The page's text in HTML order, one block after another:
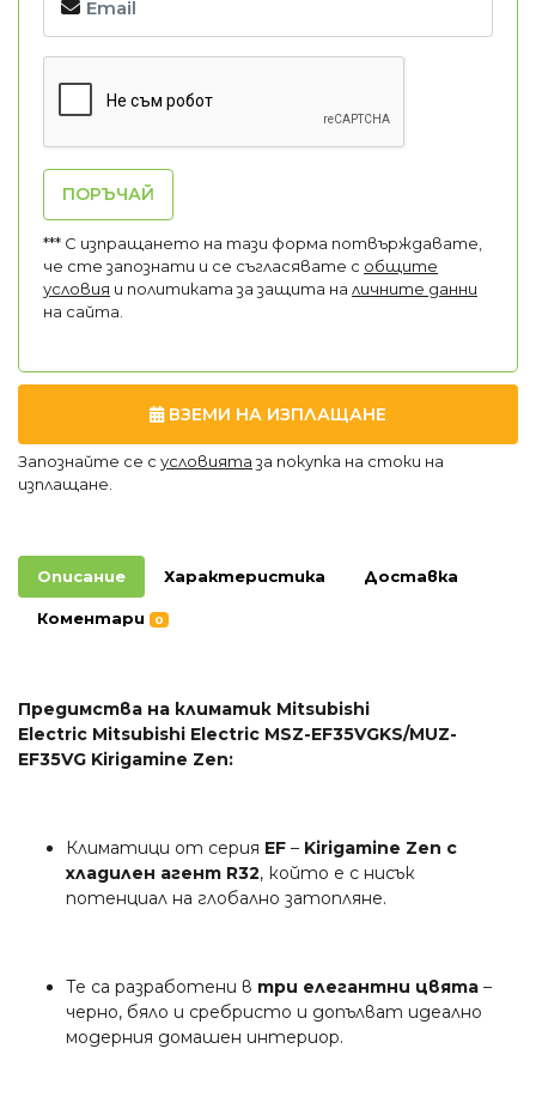
ПОРЪЧАЙ
*** С изпращането на тази форма потвърждавате,
че сте запознати и се съгласявате с общите
условия и политиката за защита на личните данни
на сайта.
ВЗЕМИ НА ИЗПЛАЩАНЕ
Запознайте се с условията за покупка на стоки на
изплащане.
Описание Характеристика Доставка
Коментари 0
Предимства на климатик Mitsubishi
Electric Mitsubishi Electric MSZ-EF35VGKS/MUZ-
EF35VG Kirigamine Zen:
Климатици от серия EF – Kirigamine Zen с
хладилен агент R32, който е с нисък
потенциал на глобално затопляне.
Те са разработени в три елегантни цвята –
черно, бяло и сребристо и допълват идеално
модерния домашен интериор.